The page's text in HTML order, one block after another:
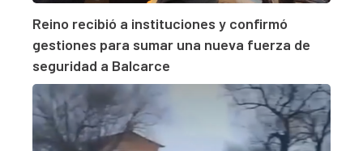
Reino recibió a instituciones y confirmó
gestiones para sumar una nueva fuerza de
seguridad a Balcarce